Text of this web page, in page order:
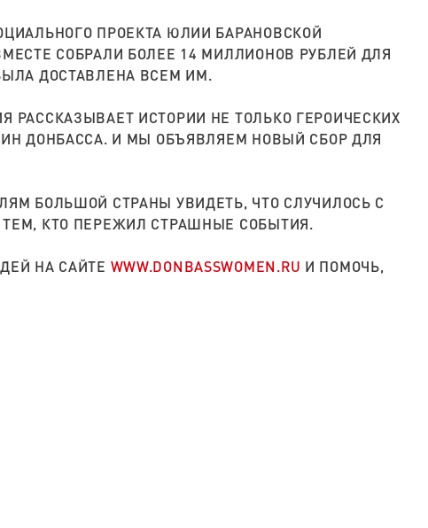
ПРОЕКТА ЮЛИИ БАРАНОВСКОЙ
СОБРАЛИ БОЛЕЕ 14 МИЛЛИОНОВ РУБЛЕЙ ДЛЯ
ДОСТАВЛЕНА ВСЕМ ИМ.
ИСТОРИИ НЕ ТОЛЬКО ГЕРОИЧЕСКИХ
ДОНБАССА. И МЫ ОБЪЯВЛЯЕМ НОВЫЙ СБОР ДЛЯ
БОЛЬШОЙ СТРАНЫ УВИДЕТЬ, ЧТО СЛУЧИЛОСЬ С
КТО ПЕРЕЖИЛ СТРАШНЫЕ СОБЫТИЯ.
НА САЙТЕ WWW.DONBASSWOMEN.RU И ПОМОЧЬ,